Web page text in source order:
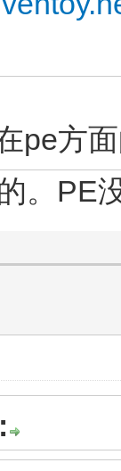
pe方
。PE